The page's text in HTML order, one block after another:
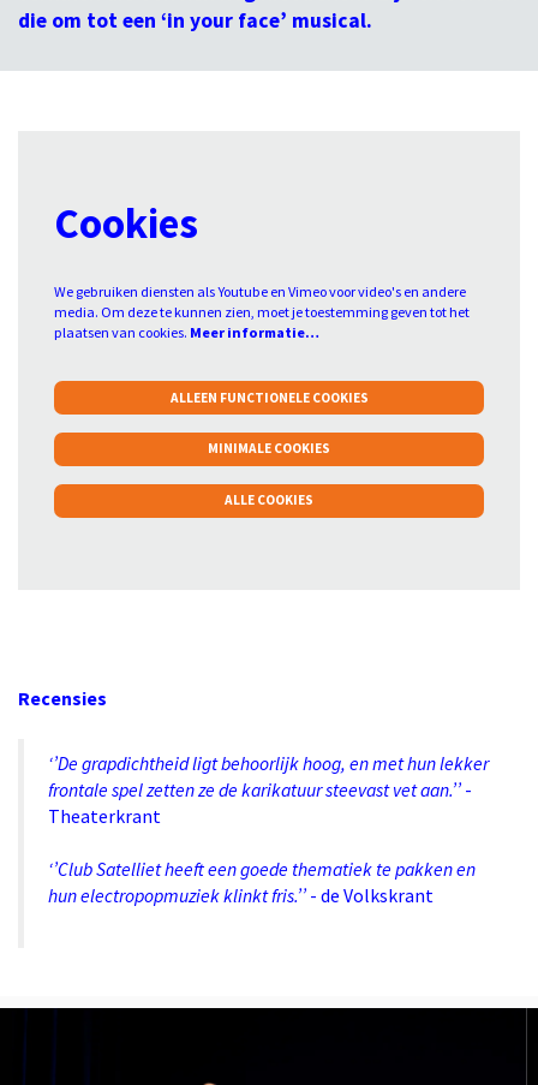
die om tot een ‘in your face’ musical.
Cookies
We gebruiken diensten als Youtube en Vimeo voor video's en andere
media. Om deze te kunnen zien, moet je toestemming geven tot het
plaatsen van cookies. Meer informatie…
ALLEEN FUNCTIONELE COOKIES
MINIMALE COOKIES
ALLE COOKIES
Recensies
‘’De grapdichtheid ligt behoorlijk hoog, en met hun lekker
frontale spel zetten ze de karikatuur steevast vet aan.’’ -
Theaterkrant
‘’Club Satelliet heeft een goede thematiek te pakken en
hun electropopmuziek klinkt fris.’’ - de Volkskrant